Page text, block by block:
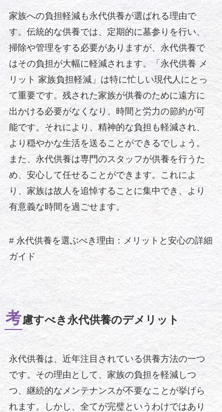
家族への負担軽減も永代供養が選ばれる理由で
す。伝統的な供養では、定期的に墓参りを行い、
掃除や管理をする必要がありますが、永代供養で
はその負担が大幅に軽減されます。「永代供養 メ
リット 家族負担軽減」は特に忙しい現代人にとっ
て重要です。残された家族が供養のために遠方に
出かける必要がなくなり、時間と労力の節約が可
能です。それにより、精神的な負担も軽減され、
より穏やかな生活を送ることができるでしょう。
また、永代供養は専門のスタッフが供養を行うた
め、安心して任せることができます。これによ
り、家族は故人を追悼することに集中でき、より
有意義な時間を過ごせます。
# 永代供養を選ぶべき理由：メリットと安心の詳細
ガイド
考慮すべき永代供養のデメリット
永代供養は、近年注目されている供養方法の一つ
です。その理由として、家族の負担を軽減しつ
つ、継続的なメンテナンスが不要なことが挙げら
れます。しかし、全てが完璧というわけではあり